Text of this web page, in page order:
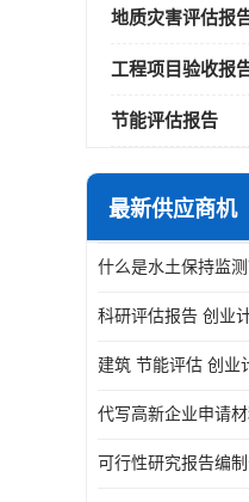
地质灾害评估报
工程项目验收报
节能评估报告
最新供应商机
科研评估报告 创业
建筑 节能评估 创业
可行性研究报告编制